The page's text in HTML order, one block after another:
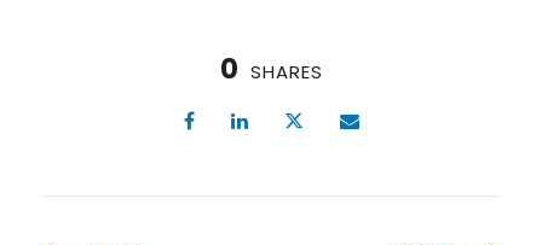
0 SHARES